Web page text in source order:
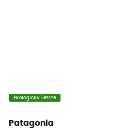
Ekologicky šetrné
Patagonia